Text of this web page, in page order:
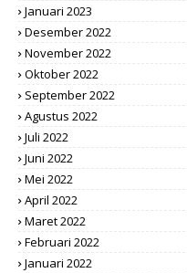
Januari 2023
Desember 2022
November 2022
Oktober 2022
September 2022
Agustus 2022
Juli 2022
Juni 2022
Mei 2022
April 2022
Maret 2022
Februari 2022
Januari 2022